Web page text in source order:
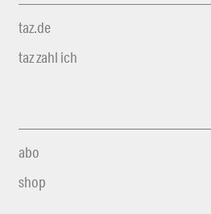
taz.de
taz zahl ich
abo
shop